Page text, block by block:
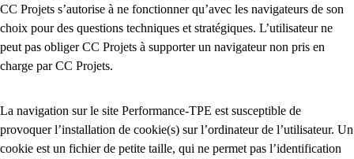
CC Projets s’autorise à ne fonctionner qu’avec les navigateurs de son
choix pour des questions techniques et stratégiques. L’utilisateur ne
peut pas obliger CC Projets à supporter un navigateur non pris en
charge par CC Projets.
La navigation sur le site Performance-TPE est susceptible de
provoquer l’installation de cookie(s) sur l’ordinateur de l’utilisateur. Un
cookie est un fichier de petite taille, qui ne permet pas l’identification